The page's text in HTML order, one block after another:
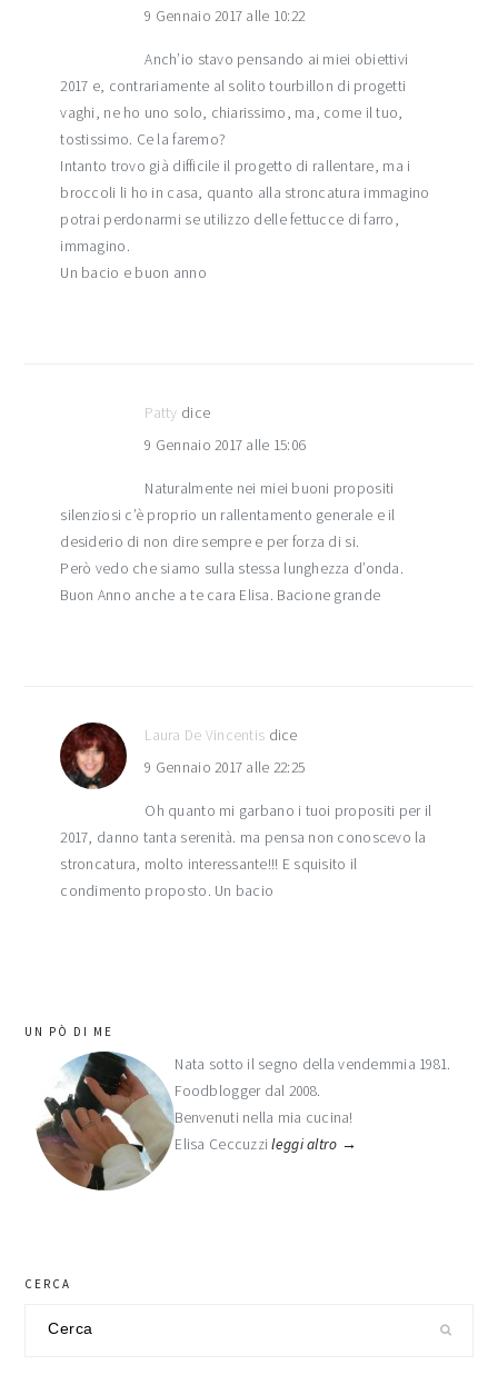
9 Gennaio 2017 alle 10:22
Anch’io stavo pensando ai miei obiettivi
2017 e, contrariamente al solito tourbillon di progetti
vaghi, ne ho uno solo, chiarissimo, ma, come il tuo,
tostissimo. Ce la faremo?
Intanto trovo già difficile il progetto di rallentare, ma i
broccoli li ho in casa, quanto alla stroncatura immagino
potrai perdonarmi se utilizzo delle fettucce di farro,
immagino.
Un bacio e buon anno
Patty dice
9 Gennaio 2017 alle 15:06
Naturalmente nei miei buoni propositi
silenziosi c’è proprio un rallentamento generale e il
desiderio di non dire sempre e per forza di si.
Però vedo che siamo sulla stessa lunghezza d’onda.
Buon Anno anche a te cara Elisa. Bacione grande
Laura De Vincentis dice
9 Gennaio 2017 alle 22:25
Oh quanto mi garbano i tuoi propositi per il
2017, danno tanta serenità. ma pensa non conoscevo la
stroncatura, molto interessante!!! E squisito il
condimento proposto. Un bacio
barra
laterale
primaria
UN PÒ DI ME
Nata sotto il segno della vendemmia 1981.
Foodblogger dal 2008.
Benvenuti nella mia cucina!
Elisa Ceccuzzileggi altro →
CERCA